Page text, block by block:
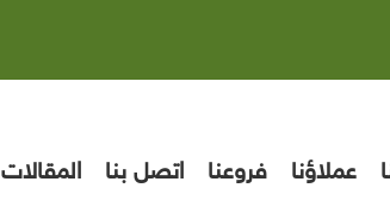
عملاؤنا فروعنا اتصل بنا المقالات